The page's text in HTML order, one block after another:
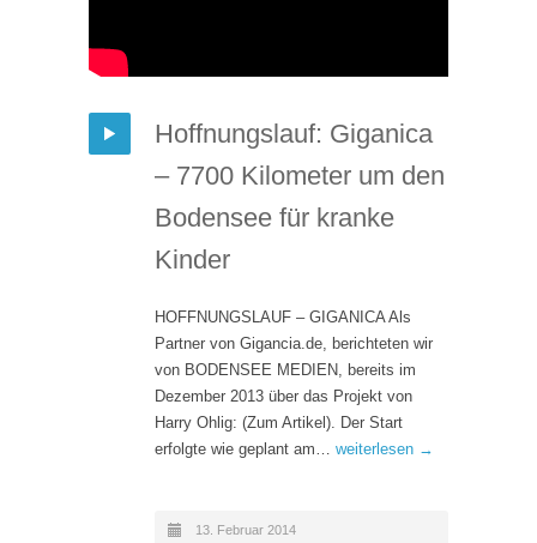
Hoffnungslauf: Giganica
– 7700 Kilometer um den
Bodensee für kranke
Kinder
HOFFNUNGSLAUF – GIGANICA Als
Partner von Gigancia.de, berichteten wir
von BODENSEE MEDIEN, bereits im
Dezember 2013 über das Projekt von
Harry Ohlig: (Zum Artikel). Der Start
erfolgte wie geplant am… weiterlesen →
13. Februar 2014